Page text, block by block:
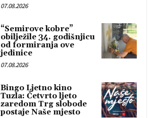
07.08.2026
“Semirove kobre”
obilježile 34. godišnjicu
od formiranja ove
jedinice
07.08.2026
Bingo Ljetno kino
Tuzla: Četvrto ljeto
zaredom Trg slobode
postaje Naše mjesto